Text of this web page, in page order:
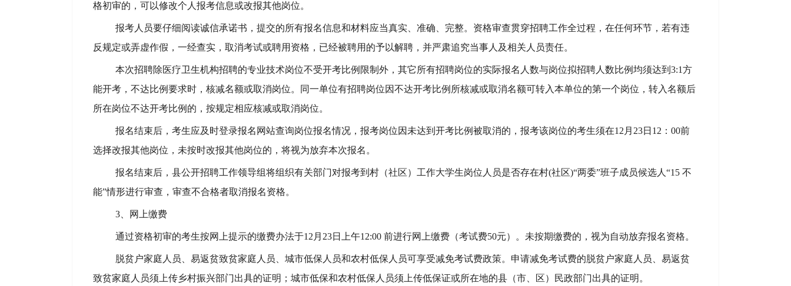
格初审的，可以修改个人报考信息或改报其他岗位。
报考人员要仔细阅读诚信承诺书， 提交的所有报名信息和材料应当真实、准确、 完整。资格审查贯穿招聘工作全过程，在任何环节，若有违
反规定或弄虚作假，一经查实，取消考试或聘用资格，已经被聘用的予以解聘，并严肃追究当事人及相关人员责任。
本次招聘除医疗卫生机构招聘的专业技术岗位不受开考比例限制 外，其它所有招聘岗位的实际报名人数与岗位拟招聘人数比例均须达到 3:1方
能开考 ，不达比例要求时， 核减名额或取消岗位。 同一单位有招聘岗位因不达开考比例所核减或取消名额可转入本单位的第一个岗位，转入名额后
所在岗位不达开考比例的，按规定相应核减或取消岗位。
报名结束后，考生应及时登录报名网站查询岗位报名情况，报考岗位因未达到开考比例被取消的，报考该岗位的考生须在12 月 23日 12：00前
选择改报其他岗位，未按时改报其他岗位的，将视为放弃本次报名 。
报名结束后，县公开招聘工作领导组将组织有关部门对报考到村（社区）工作大学生岗位人员是否存在村(社区)“两委”班子成员候选人“15 不
能”情形进行审查，审查不合格者取消报名资格。
3、网上缴费
通过资格初审的考生按网上提示的缴费办法于12 月 23日 上午12:00 前进行网上缴费（考试费50元）。未按期缴费的，视为自动放弃报名资格。
脱贫户家庭人员、易返贫致贫家庭人员、城市低保人员和农村低保人员可享受减免考试费政策。 申请减免考试费的脱贫户家庭人员、易返贫
致贫家庭人员须 上传乡村振兴部门出具的证明；城市低保和农村低保人员须 上传低保证或所在地的县（市、区）民政部门出具的证明。